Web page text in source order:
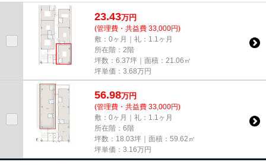
尚、弊社ではおとり広告は一切...
23.43万円
(管理費・共益費 33,000円)
敷：0ヶ月｜礼：1.1ヶ月
所在階：2階
坪数：6.37坪｜面積：21.06㎡
坪単価： 3.68万円
56.98万円
(管理費・共益費 33,000円)
敷：0ヶ月｜礼：1.1ヶ月
所在階：6階
坪数：18.03坪｜面積：59.62㎡
坪単価： 3.16万円